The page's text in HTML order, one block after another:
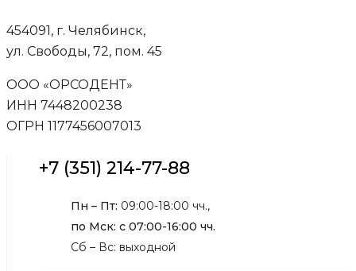
454091, г. Челябинск,
ул. Свободы, 72, пом. 45
ООО «ОРСОДЕНТ»
ИНН 7448200238
ОГРН 1177456007013
+7 (351) 214-77-88
Пн – Пт: 09:00-18:00 чч.,
по Мск: с 07:00-16:00 чч.
Сб – Вс: выходной